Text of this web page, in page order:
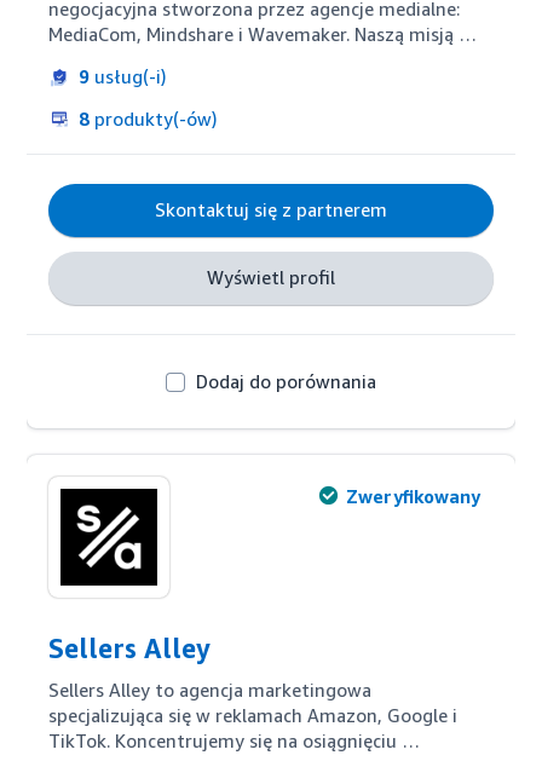
negocjacyjna stworzona przez agencje medialne:
MediaCom, Mindshare i Wavemaker. Naszą misją
obszarze digital i e-commerce.
W GroupM dostarczamy kompletne rozwiązania dla
marek na marketplace. Oferujemy doradztwo
strategiczne, zarządzanie sprzedażą i siecią e-
dystrybutorów, prowadzenie, optymalizację i
raportowanie kampanii sprzedażowych, tworzenie
wartościowych treści, dostarczanie zaawansowanej
analityki i wiele innych.
9 usług(-i)
8 produkty(-ów)
Skontaktuj się z partnerem
Wyświetl profil
Dodaj do porównania
Zweryfikowany
Sellers Alley
Sellers Alley to agencja marketingowa
specjalizująca się w reklamach Amazon, Google i
TikTok. Koncentrujemy się na osiągnięciu